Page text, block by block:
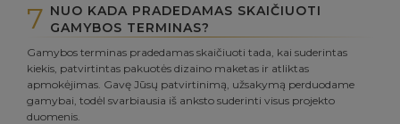
7 NUO KADA PRADEDAMAS SKAIČIUOTI
GAMYBOS TERMINAS?
Gamybos terminas pradedamas skaičiuoti tada, kai suderintas
kiekis, patvirtintas pakuotės dizaino maketas ir atliktas
apmokėjimas. Gavę Jūsų patvirtinimą, užsakymą perduodame
gamybai, todėl svarbiausia iš anksto suderinti visus projekto
duomenis.